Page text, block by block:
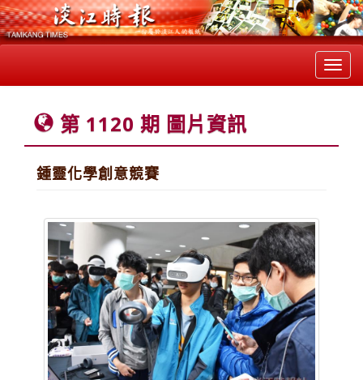
第 1120 期 圖片資訊
鍾靈化學創意競賽